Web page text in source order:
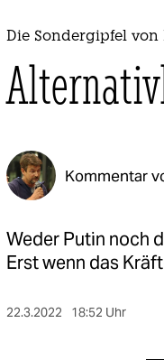
Die Sondergipfel von
Kommentar
Weder Putin noch
Erst wenn das
22.3.2022 18:52 Uhr